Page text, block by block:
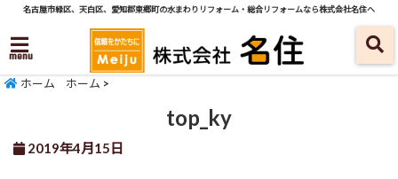
名古屋市緑区、天白区、愛知郡東郷町の水まわりリフォーム・総合リフォームなら株式会社名住へ
menu
ホーム ホーム >
top_ky
2019年4月15日